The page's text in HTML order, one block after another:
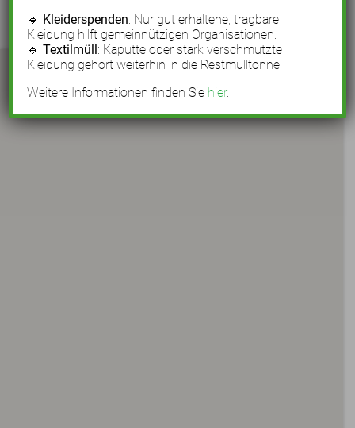
🔹 Kleiderspenden: Nur gut erhaltene, tragbare
Kleidung hilft gemeinnützigen Organisationen.
🔹Textilmüll: Kaputte oder stark verschmutzte
Kleidung gehört weiterhin in die Restmülltonne.
Weitere Informationen finden Sie hier.